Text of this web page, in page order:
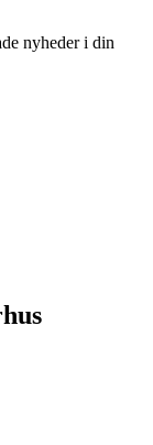
nyheder i din